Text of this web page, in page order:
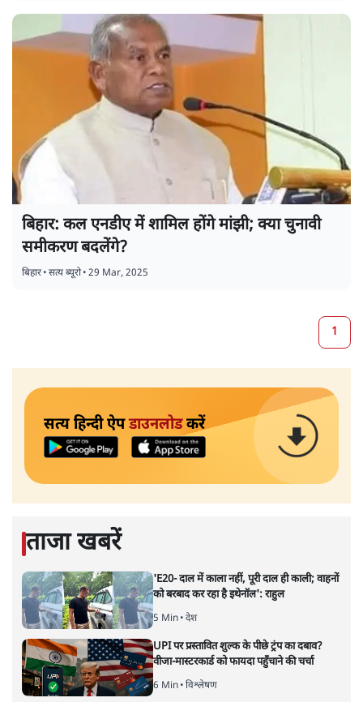
बिहार: कल एनडीए में शामिल होंगे मांझी; क्या चुनावी
समीकरण बदलेंगे?
बिहार•सत्य ब्यूरो•29 Mar, 2025
1
सत्य हिन्दी ऐपडाउनलोडकरें
ताजा खबरें
'E20- दाल में काला नहीं, पूरी दाल ही काली; वाहनों
को बरबाद कर रहा है इथेनॉल': राहुल
5 Min• देश
UPI पर प्रस्तावित शुल्क के पीछे ट्रंप का दबाव?
वीजा-मास्टरकार्ड को फायदा पहुँचाने की चर्चा
6 Min• विश्लेषण